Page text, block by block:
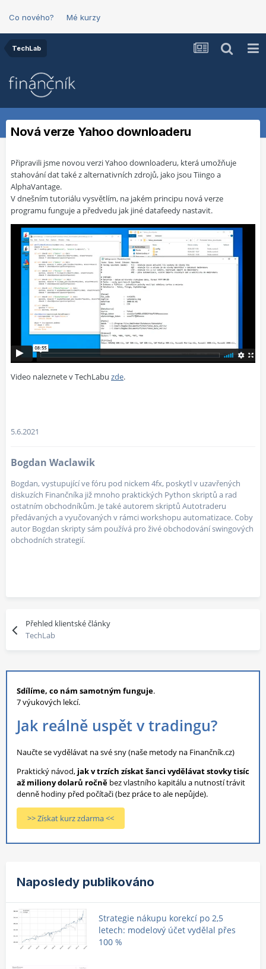
Co nového? Mé kurzy
TechLab
Nová verze Yahoo downloaderu
Připravili jsme novou verzi Yahoo downloaderu, která umožňuje
stahování dat také z alternativních zdrojů, jako jsou Tiingo a
AlphaVantage.
V dnešním tutoriálu vysvětlím, na jakém principu nová verze
programu funguje a předvedu jak jiné datafeedy nastavit.
Video naleznete v TechLabu zde.
5.6.2021
Bogdan Waclawik
Bogdan, vystupující ve fóru pod nickem 4fx, poskytl v uzavřených
diskuzích Finančníka již mnoho praktických Python skriptů a rad
ostatním obchodníkům. Je také autorem skriptů Autotraderu
předávaných a vyučovaných v rámci workshopu automatizace. Coby
autor Bogdan skripty sám používá pro živé obchodování swingových
obchodních strategií.
Přehled klientské články
TechLab
Sdílíme, co nám samotným funguje.
7 výukových lekcí.
Jak reálně uspět v tradingu?
Naučte se vydělávat na své sny (naše metody na Finančník.cz)
Praktický návod, jak v trzích získat šanci vydělávat stovky tisíc
až miliony dolarů ročně bez vlastního kapitálu a nutností trávit
denně hodiny před počítači (bez práce to ale nepůjde).
>> Získat kurz zdarma <<
Naposledy publikováno
Strategie nákupu korekcí po 2,5
letech: modelový účet vydělal přes
100 %